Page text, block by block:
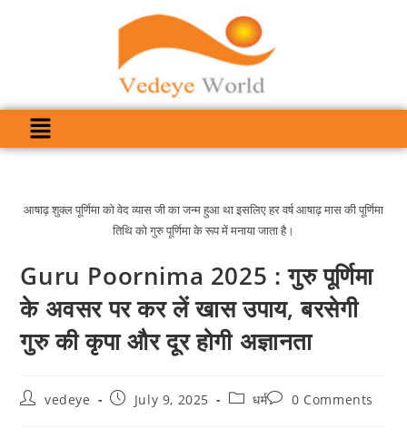
आषाढ़ शुक्ल पूर्णिमा को वेद व्यास जी का जन्म हुआ था इसलिए हर वर्ष आषाढ़ मास की पूर्णिमा
तिथि को गुरु पूर्णिमा के रूप में मनाया जाता है।
Guru Poornima 2025 : गुरु पूर्णिमा
के अवसर पर कर लें खास उपाय, बरसेगी
गुरु की कृपा और दूर होगी अज्ञानता
vedeye July 9, 2025 धर्म 0 Comments